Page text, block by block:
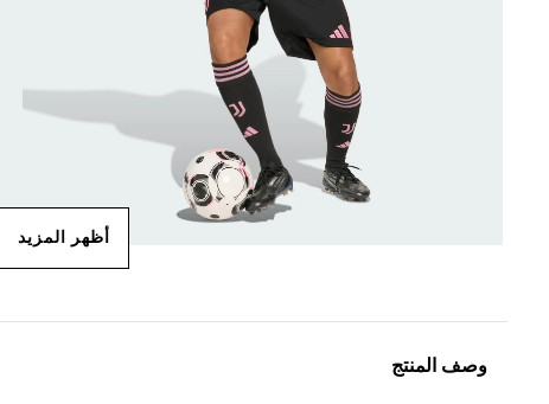
أظهر المزيد
وصف المنتج